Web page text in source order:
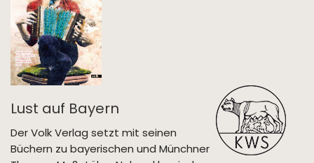
Lust auf Bayern
Der Volk Verlag setzt mit seinen
Büchern zu bayerischen und Münchner